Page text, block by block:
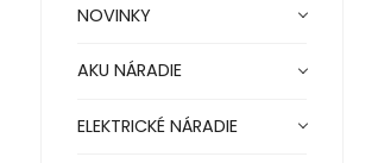
NOVINKY
AKU NÁRADIE
ELEKTRICKÉ NÁRADIE